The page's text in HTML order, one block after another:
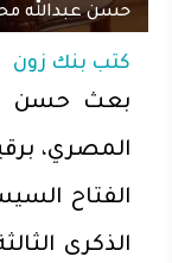
حسن عبدالله
كتب بنك زون
بعث حسن
المصري،
الفتاح
الذكرى